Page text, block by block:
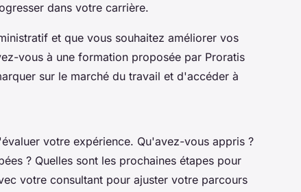
dans votre carrière.
et que vous souhaitez améliorer vos
vous à une formation proposée par Proratis
sur le marché du travail et d'accéder à
votre expérience. Qu'avez-vous appris ?
? Quelles sont les prochaines étapes pour
votre consultant pour ajuster votre parcours